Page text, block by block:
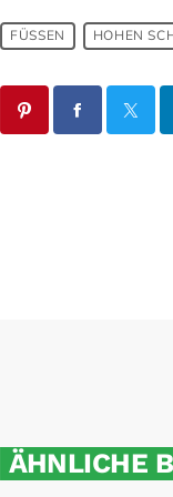
FÜSSEN HOHEN
ÄHNLICHE